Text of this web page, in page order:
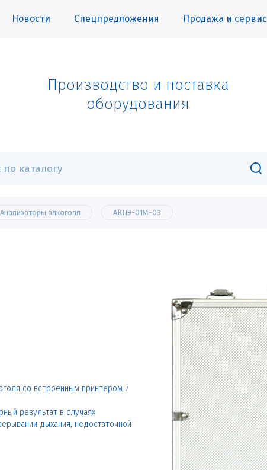
Новости Спецпредложения Продажа и сервис
Производство и поставка
оборудования
Анализаторы алкоголя АКПЭ-01М-03
со встроенным принтером и
результат в случаях
дыхания, недостаточной